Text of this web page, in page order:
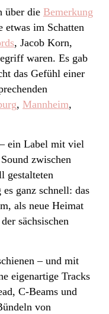
über die Bemerkung
etwas im Schatten
, Jacob Korn,
waren. Es gab
das Gefühl einer
, Mannheim,
ein Label mit viel
zwischen
gestalteten
ganz schnell: das
als neue Heimat
sächsischen
– und mit
eigenartige Tracks
C-Beams und
von